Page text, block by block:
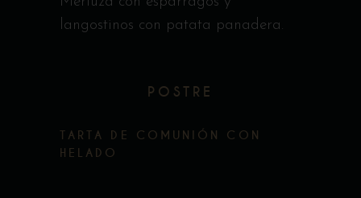
langostinos con patata panadera.
POSTRE
TARTA DE COMUNIÓN CON
HELADO